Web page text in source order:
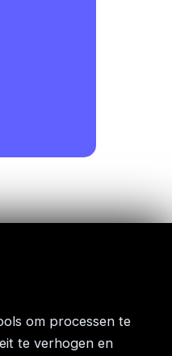
om processen te
te verhogen en